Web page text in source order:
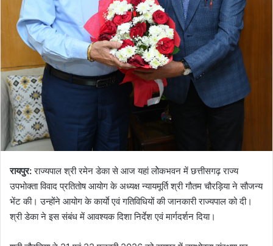
रायपुर:राज्यपाल श्री रमेन डेका से आज यहां लोेकभवन में छत्तीसगढ़ राज्य
उपभोक्ता विवाद प्रतितोष आयोग के अध्यक्ष न्यायमूर्ति श्री गौतम चौरड़िया ने सौजन्य
भेंट की। उन्होंने आयोग के कार्याे एवं गतिविधियों की जानकारी राज्यपाल को दी।
श्री डेका ने इस संबंध में आवश्यक दिशा निर्देश एवं मार्गदर्शन दिया।